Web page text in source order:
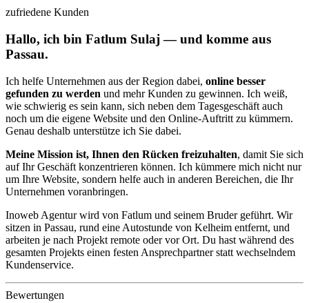
zufriedene Kunden
Hallo, ich bin Fatlum Sulaj — und komme aus
Passau.
Ich helfe Unternehmen aus der Region dabei, online besser
gefunden zu werden und mehr Kunden zu gewinnen. Ich weiß,
wie schwierig es sein kann, sich neben dem Tagesgeschäft auch
noch um die eigene Website und den Online-Auftritt zu kümmern.
Genau deshalb unterstütze ich Sie dabei.
Meine Mission ist, Ihnen den Rücken freizuhalten, damit Sie sich
auf Ihr Geschäft konzentrieren können. Ich kümmere mich nicht nur
um Ihre Website, sondern helfe auch in anderen Bereichen, die Ihr
Unternehmen voranbringen.
Inoweb Agentur wird von Fatlum und seinem Bruder geführt. Wir
sitzen in Passau, rund eine Autostunde von Kelheim entfernt, und
arbeiten je nach Projekt remote oder vor Ort. Du hast während des
gesamten Projekts einen festen Ansprechpartner statt wechselndem
Kundenservice.
Bewertungen